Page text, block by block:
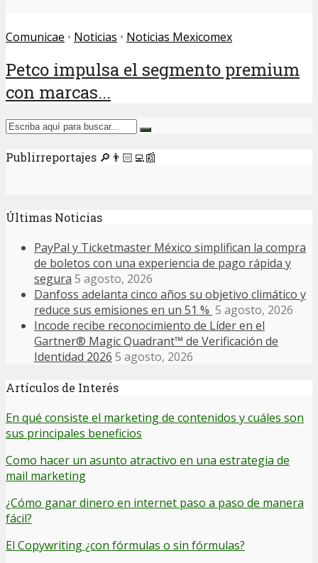
Comunicae • Noticias • Noticias Mexicomex
Petco impulsa el segmento premium
con marcas...
Publirreportajes 🔎👨🏻‍💻📰
Últimas Noticias
PayPal y Ticketmaster México simplifican la compra
de boletos con una experiencia de pago rápida y
segura 5 agosto, 2026
Danfoss adelanta cinco años su objetivo climático y
reduce sus emisiones en un 51 % 5 agosto, 2026
Incode recibe reconocimiento de Líder en el
Gartner® Magic Quadrant™ de Verificación de
Identidad 2026 5 agosto, 2026
Artículos de Interés
En qué consiste el marketing de contenidos y cuáles son
sus principales beneficios
Como hacer un asunto atractivo en una estrategia de
mail marketing
¿Cómo ganar dinero en internet paso a paso de manera
fácil?
El Copywriting ¿con fórmulas o sin fórmulas?